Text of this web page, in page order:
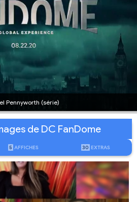
Pennyworth (série)
de DC FanDome
5 AFFICHES 30 EXTRAS